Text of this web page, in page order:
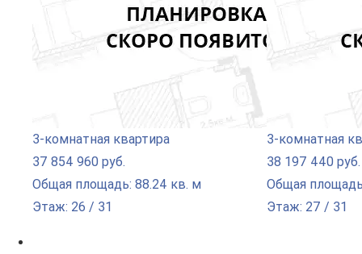
3-комнатная квартира
37 854 960 руб.
Общая площадь: 88.24 кв. м
Этаж: 26 / 31
3-комнатная
38 197 440 руб.
Общая
Этаж: 27 / 31